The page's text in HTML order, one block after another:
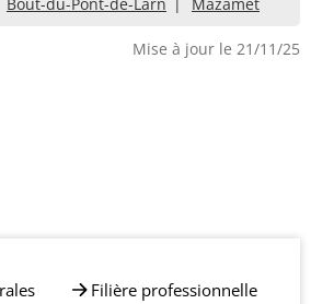
Mise à jour le 21/11/25
Filière professionnelle